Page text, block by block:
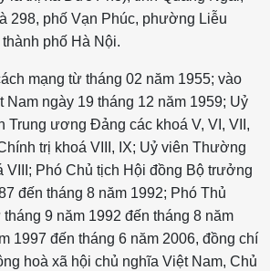
298, phố Vạn Phúc, phường Liễu
phố Hà Nội.
mạng từ tháng 02 năm 1955; vào
ngày 19 tháng 12 năm 1959; Uỷ
Trung ương Đảng các khoá V, VI, VII,
trị khoá VIII, IX; Uỷ viên Thường
VIII; Phó Chủ tịch Hội đồng Bộ trưởng
đến tháng 8 năm 1992; Phó Thủ
9 năm 1992 đến tháng 8 năm
1997 đến tháng 6 năm 2006, đồng chí
hoà xã hội chủ nghĩa Việt Nam, Chủ